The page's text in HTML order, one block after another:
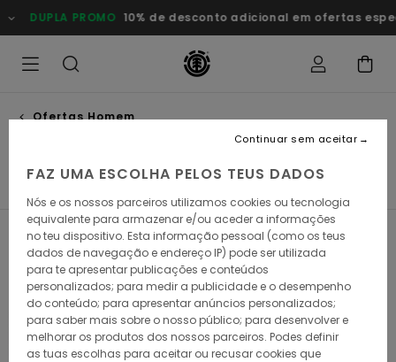
para
a
produtos
DUPLA PROMO 10% de desconto adicional em ofertas
Ofertas Homem
Filtrar e Ordenar 9Resultados
Avançar
para
procurar
critérios
filtragem
Avançar
para
ordenar
FAZ UMA ESCOLHA PELOS TEUS DADOS
Nós e os nossos parceiros utilizamos cookies ou tecnologia
equivalente para armazenar e/ou aceder a informações
no teu dispositivo. Esta informação pessoal (como os teus
dados de navegação e endereço IP) pode ser utilizada
para te apresentar publicações e conteúdos
personalizados; para medir a publicidade e o desempenho
do conteúdo; para apresentar anúncios personalizados;
para saber mais sobre o nosso público; para desenvolver e
melhorar os produtos dos nossos parceiros. Podes definir
as tuas escolhas para aceitar ou recusar cookies que
Continuar sem aceitar